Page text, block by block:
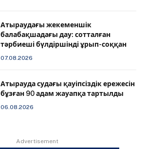
Атыраудағы жекеменшік
балабақшадағы дау: сотталған
тәрбиеші бүлдіршінді ұрып-соққан
07.08.2026
Атырауда судағы қауіпсіздік ережесін
бұзған 90 адам жауапқа тартылды
06.08.2026
Advertisement